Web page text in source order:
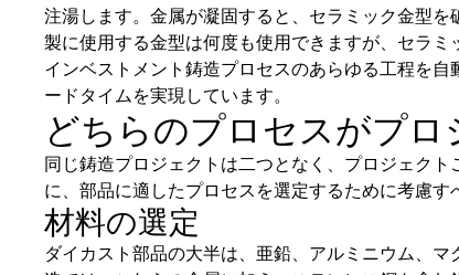
注湯します。金属が凝固すると、セラミック金型
製に使用する金型は何度も使用できますが、セラ
インベストメント鋳造プロセスのあらゆる工程を自
ードタイムを実現しています。
どちらのプロセスがプ
同じ鋳造プロジェクトは二つとなく、プロジェク
に、部品に適したプロセスを選定するために考慮す
材料の選定
ダイカスト部品の大半は、亜鉛、アルミニウム、